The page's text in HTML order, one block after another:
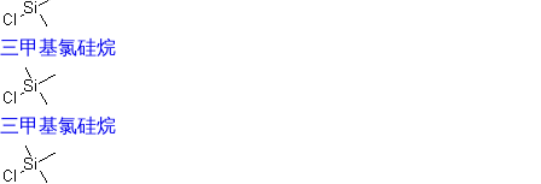
熔点: -57.7℃
沸点: 57.7℃
相对密度: 0.8580
折射率: 1.3885
闪点: 27.8℃
溶解性: 溶于苯、乙醚和全氯乙烯。
三甲基氯硅烷
三甲基氯硅烷